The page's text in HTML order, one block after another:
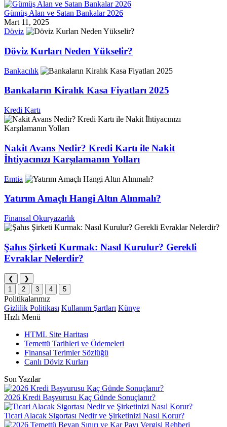
Gümüş Alan ve Satan Bankalar 2026
Mart 11, 2025
Döviz
Döviz Kurları Neden Yükselir?
Bankacılık
Bankaların Kiralık Kasa Fiyatları 2025
Kredi Kartı
Nakit Avans Nedir? Kredi Kartı ile Nakit
İhtiyacınızı Karşılamanın Yolları
Emtia
Yatırım Amaçlı Hangi Altın Alınmalı?
Finansal Okuryazarlık
Şahıs Şirketi Kurmak: Nasıl Kurulur? Gerekli
Evraklar Nelerdir?
❮
❯
1
2 3 4 5
Politikalarımız
Gizlilik Politikası Kullanım Şartları Künye
Hızlı Menü
HTML Site Haritası
Temettü Tarihleri ve Ödemeleri
Finansal Terimler Sözlüğü
Canlı Döviz Kurları
Son Yazılar
2026 Kredi Başvurusu Kaç Günde Sonuçlanır?
Ticari Alacak Sigortası Nedir ve Şirketinizi Nasıl Korur?